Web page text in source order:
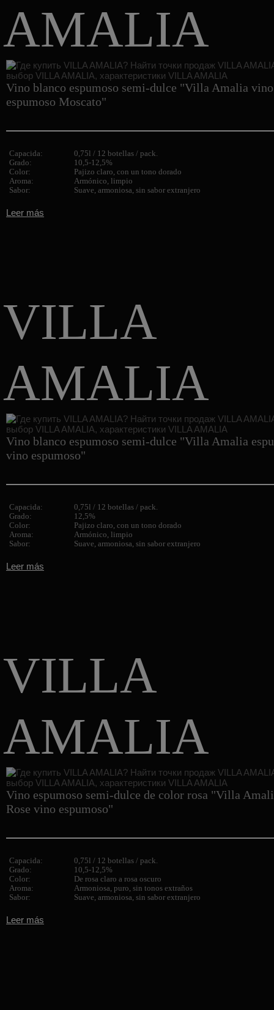
AMALIA
Vino blanco espumoso semi-dulce "Villa Amalia vino
espumoso Moscato"
Capacida:
0,75l / 12 botellas / pack.
Grado:
10,5-12,5%
Color:
Pajizo claro, con un tono dorado
Aroma:
Armónico, limpio
Sabor:
Suave, armoniosa, sin sabor extranjero
Leer más
VILLA
AMALIA
Vino blanco espumoso semi-dulce "Villa Amalia
vino espumoso"
Capacida:
0,75l / 12 botellas / pack.
Grado:
12,5%
Color:
Pajizo claro, con un tono dorado
Aroma:
Armónico, limpio
Sabor:
Suave, armoniosa, sin sabor extranjero
Leer más
VILLA
AMALIA
Vino espumoso semi-dulce de color rosa "Villa
Rose vino espumoso"
Capacida:
0,75l / 12 botellas / pack.
Grado:
10,5-12,5%
Color:
De rosa claro a rosa oscuro
Aroma:
Armoniosa, puro, sin tonos extraños
Sabor:
Suave, armoniosa, sin sabor extranjero
Leer más